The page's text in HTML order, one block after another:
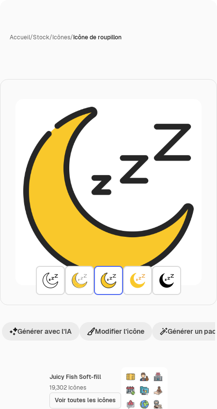
Accueil/Stock/Icônes/Icône de roupillon
Juicy Fish Soft-fill
19,302 Icônes
Voir toutes les icônes
Générer avec l’IA Modifier l’icône Générer un